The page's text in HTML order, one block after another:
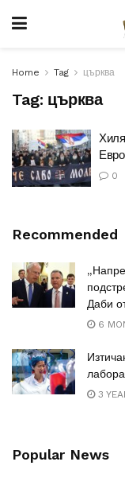
Home Tag църква
Tag: църква
0
Recommended
Даби
6
3
Popular News